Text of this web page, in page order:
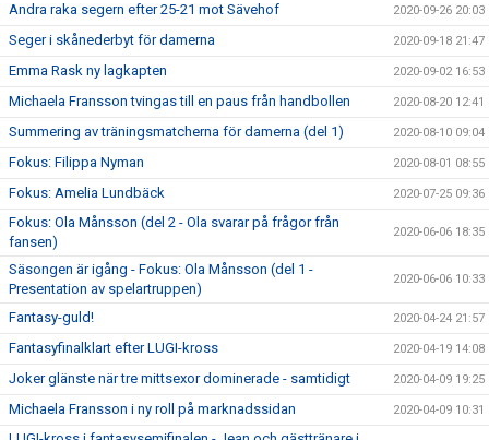
Andra raka segern efter 25-21 mot Sävehof 2020-09-26 20:03
Seger i skånederbyt för damerna 2020-09-18 21:47
Emma Rask ny lagkapten 2020-09-02 16:53
Michaela Fransson tvingas till en paus från handbollen 2020-08-20 12:41
Summering av träningsmatcherna för damerna (del 1) 2020-08-10 09:04
Fokus: Filippa Nyman 2020-08-01 08:55
Fokus: Amelia Lundbäck 2020-07-25 09:36
Fokus: Ola Månsson (del 2 - Ola svarar på frågor från
fansen)
2020-06-06 18:35
Säsongen är igång - Fokus: Ola Månsson (del 1 -
Presentation av spelartruppen)
2020-06-06 10:33
Fantasy-guld! 2020-04-24 21:57
Fantasyfinalklart efter LUGI-kross 2020-04-19 14:08
Joker glänste när tre mittsexor dominerade - samtidigt 2020-04-09 19:25
Michaela Fransson i ny roll på marknadssidan 2020-04-09 10:31